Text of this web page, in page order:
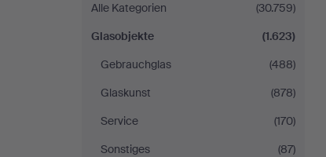
Alle Kategorien
(30.759)
Glasobjekte
(1.623)
Gebrauchglas
(488)
Glaskunst
(878)
Service
(170)
Sonstiges
(87)